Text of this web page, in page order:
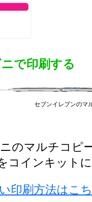
で印刷する
セブンイレブンのマ
のマルチコピ
コインキット
印刷方法はこ